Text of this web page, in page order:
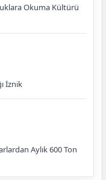
Okuma Kültürü
İznik
Aylık 600 Ton